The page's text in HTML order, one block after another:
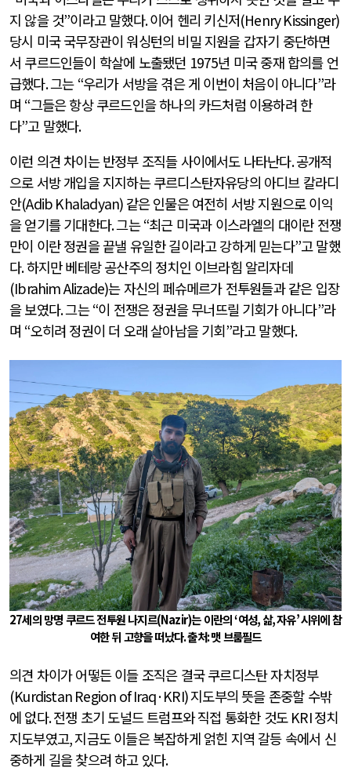
지 않을 것”이라고 말했다.이어 헨리 키신저(Henry Kissinger)
당시 미국 국무장관이 워싱턴의 비밀 지원을 갑자기 중단하면
서 쿠르드인들이 학살에 노출됐던 1975년 미국 중재 합의를 언
급했다.그는 “우리가 서방을 겪은 게 이번이 처음이 아니다”라
며 “그들은 항상 쿠르드인을 하나의 카드처럼 이용하려 한
다”고 말했다.
이런 의견 차이는 반정부 조직들 사이에서도 나타난다.공개적
으로 서방 개입을 지지하는 쿠르디스탄자유당의 아디브 칼라디
안(Adib Khaladyan) 같은 인물은 여전히 서방 지원으로 이익
을 얻기를 기대한다.그는“최근 미국과 이스라엘의 대이란 전쟁
만이 이란 정권을 끝낼 유일한 길이라고 강하게 믿는다”고 말했
다.하지만 베테랑 공산주의 정치인 이브라힘 알리자데
(Ibrahim Alizade)는 자신의 페슈메르가 전투원들과 같은 입장
을 보였다.그는“이 전쟁은 정권을 무너뜨릴 기회가 아니다”라
며 “오히려 정권이 더 오래 살아남을 기회”라고 말했다.
27세의 망명 쿠르드 전투원 나지르(Nazir)는 이란의‘여성,삶,자유’시위에 참
여한 뒤 고향을 떠났다.출처:맷 브룸필드
의견 차이가 어떻든 이들 조직은 결국 쿠르디스탄 자치정부
(Kurdistan Region of Iraq·KRI)지도부의 뜻을 존중할 수밖
에 없다.전쟁 초기 도널드 트럼프와 직접 통화한 것도 KRI정치
지도부였고,지금도 이들은 복잡하게 얽힌 지역 갈등 속에서 신
중하게 길을 찾으려 하고 있다.